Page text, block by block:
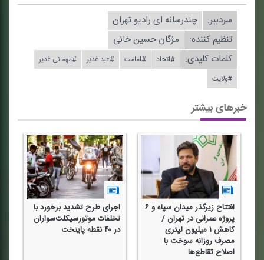
سردبیر:
چندرسانه ای رادیو تهران
تنظیم كننده:
مژگان حسین خانی
کلمات کلیدی:
#اتحاد #امامت #عید غدیر
#مهمانی غدیر
#ولایت
خبرهای بیشتر
افتتاح زیرگذر میدان سپاه و ۶
پروژه عمرانی در تهران /
كاهش ۱ میلیون لیتری
مصرف روزانه سوخت با
اصلاح تقاطع‌ها
اجرای طرح تشدید برخورد با
تخلفات موتورسیكلت‌سواران
در ۴۰ نقطه پایتخت